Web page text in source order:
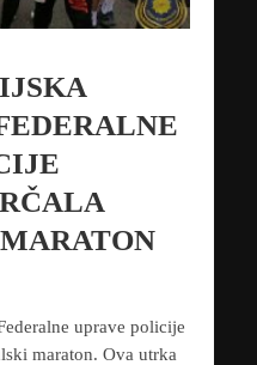
uprave policije
maraton. Ova utrka